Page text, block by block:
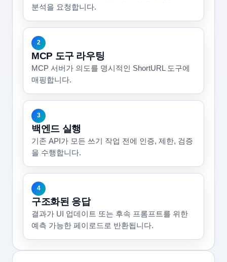
분석을 요청합니다.
2
MCP 도구 라우팅
MCP 서버가 의도를 명시적인 ShortURL 도구에
매핑합니다.
3
백엔드 실행
기존 API가 모든 쓰기 작업 전에 인증, 제한, 검증
을 수행합니다.
4
구조화된 응답
결과가 UI 업데이트 또는 후속 프롬프트를 위한
예측 가능한 페이로드로 반환됩니다.